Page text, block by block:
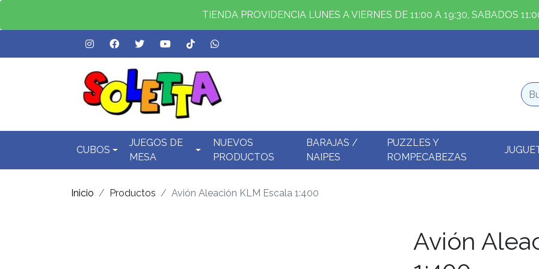
TIENDA PROVIDENCIA LUNES A VIERNES DE 11:00 A 19:30, SABADOS
CUBOS
JUEGOS DE
MESA
NUEVOS
PRODUCTOS
BARAJAS /
NAIPES
PUZZLES Y
ROMPECABEZAS
Inicio Productos Avión Aleación KLM Escala 1:400
Avión